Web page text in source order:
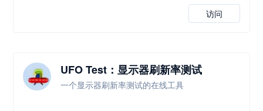
访问
UFO Test：显示器刷新率测试
一个显示器刷新率测试的在线工具